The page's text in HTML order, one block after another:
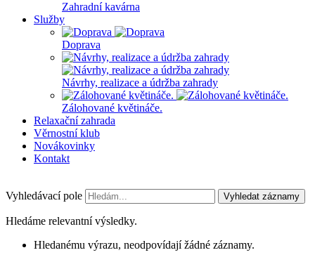
Zahradní kavárna
Služby
Doprava
Návrhy, realizace a údržba zahrady
Zálohované květináče.
Relaxační zahrada
Věrnostní klub
Novákovinky
Kontakt
Vyhledávací pole Vyhledat záznamy
Hledáme relevantní výsledky.
Hledanému výrazu, neodpovídají žádné záznamy.